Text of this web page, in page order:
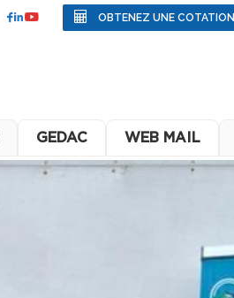
OBTENEZ UNE COTATION
GEDAC WEB MAIL